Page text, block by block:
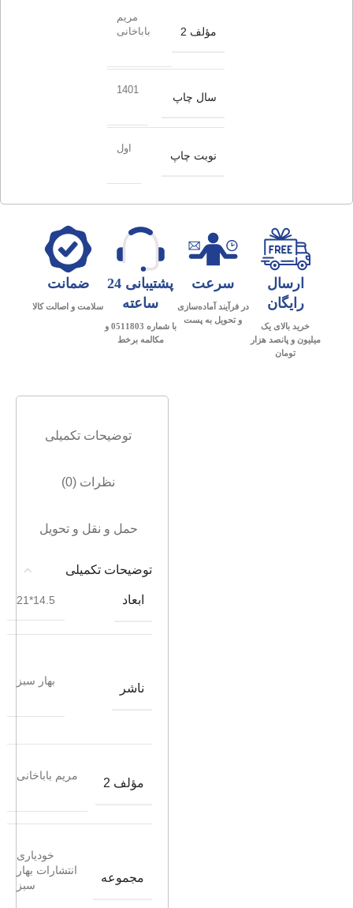
مؤلف 2
مریم
باباخانی
سال چاپ
1401
نوبت چاپ
اول
ارسال
رایگان
خرید بالای یک
میلیون و پانصد هزار
تومان
سرعت
در فرآیند آماده‌سازی
و تحویل به پست
پشتیبانی 24
ساعته
با شماره 0511803 و
مکالمه برخط
ضمانت
سلامت و اصالت کالا
توضیحات تکمیلی
نظرات (0)
حمل و نقل و تحویل
توضیحات تکمیلی
ابعاد 14.5*21
ناشر
بهار سبز
مؤلف 2
مریم باباخانی
مجموعه
خودیاری
انتشارات بهار
سبز